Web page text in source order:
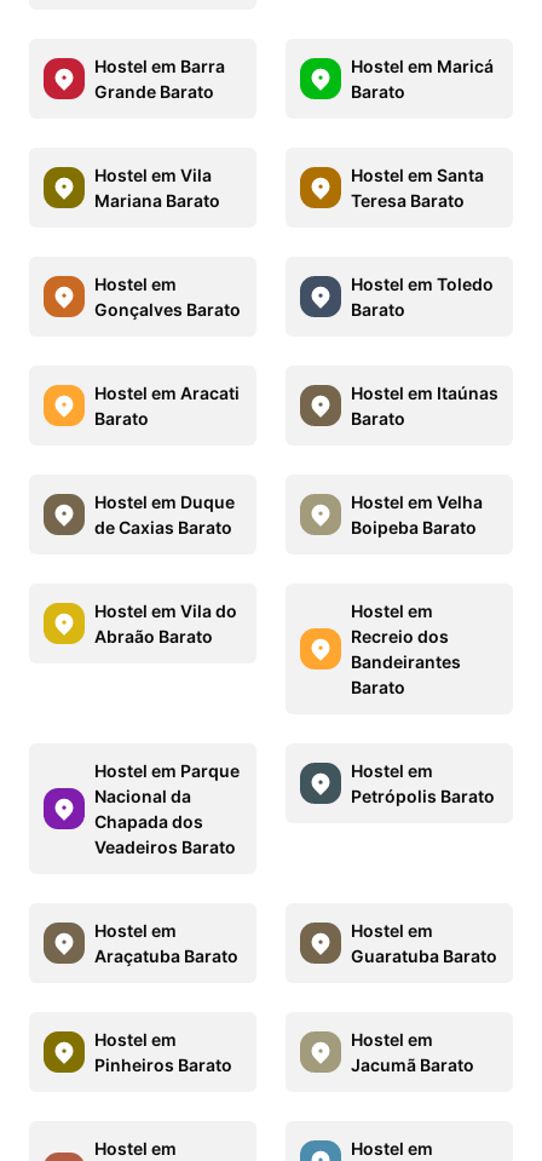
Hostel em Barra
Grande Barato
Hostel em Maricá
Barato
Hostel em Vila
Mariana Barato
Hostel em Santa
Teresa Barato
Hostel em
Gonçalves Barato
Hostel em Toledo
Barato
Hostel em Aracati
Barato
Hostel em Itaúnas
Barato
Hostel em Duque
de Caxias Barato
Hostel em Velha
Boipeba Barato
Hostel em Vila do
Abraão Barato
Hostel em
Recreio dos
Bandeirantes
Barato
Hostel em Parque
Nacional da
Chapada dos
Veadeiros Barato
Hostel em
Petrópolis Barato
Hostel em
Araçatuba Barato
Hostel em
Guaratuba Barato
Hostel em
Pinheiros Barato
Hostel em
Jacumã Barato
Hostel em
Hostel em